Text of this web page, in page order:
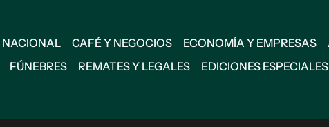
NACIONAL CAFÉ Y NEGOCIOS ECONOMÍA Y EMPRESAS
FÚNEBRES REMATES Y LEGALES EDICIONES ESPECIALES